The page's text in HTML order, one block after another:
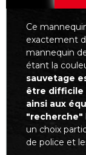
Ce
exactement
mannequin
étant la
sauvetage
être difficile
ainsi aux
"recherche"
un choix
de police et